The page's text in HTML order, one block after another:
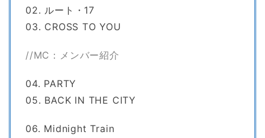
02. ルート・17
03. CROSS TO YOU
//MC：メンバー紹介
04. PARTY
05. BACK IN THE CITY
06. Midnight Train